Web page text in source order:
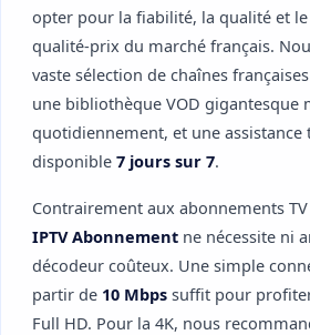
opter pour la fiabilité, la qualité et
qualité-prix du marché français.
vaste sélection de chaînes
une bibliothèque VOD gigantesque
quotidiennement, et une assistance
disponible 7 jours sur 7.
Contrairement aux abonnements
IPTV Abonnement ne nécessite ni
décodeur coûteux. Une simple
partir de 10 Mbps suffit pour
Full HD. Pour la 4K, nous